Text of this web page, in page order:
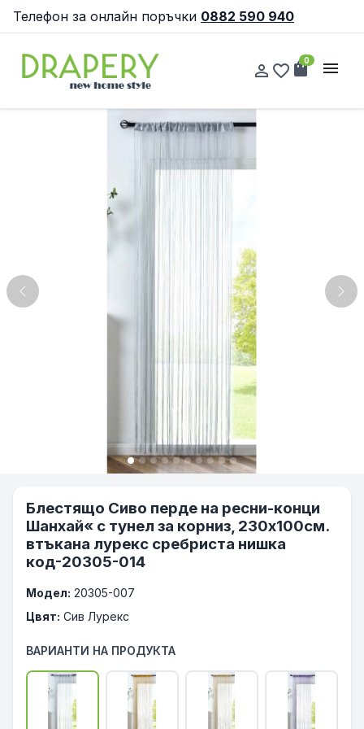
Телефон за онлайн поръчки 0882 590 940
person_outline favorite_border shopping_bag
0 menu
Previous
Блестящо Сиво перде на ресни-конци
Шанхай« с тунел за корниз, 230х100см.
втъкана лурекс сребриста нишка
код-20305-014
Модел: 20305-007
Цвят: Сив Лурекс
ВАРИАНТИ НА ПРОДУКТА